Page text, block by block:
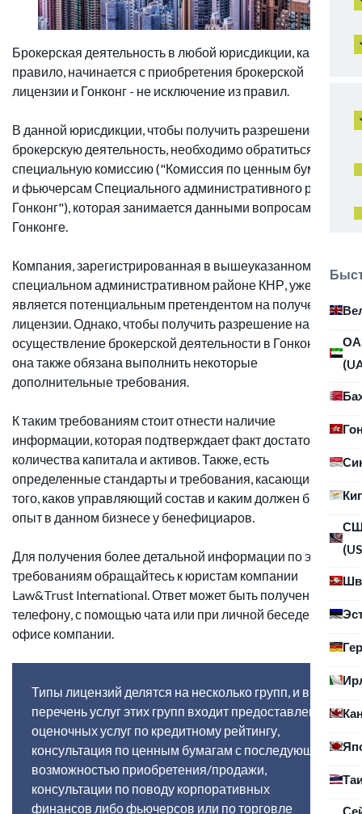
Брокерская деятельность в любой юрисдикции, как
правило, начинается с приобретения брокерской
лицензии и Гонконг - не исключение из правил.
В данной юрисдикции, чтобы получить разрешение на
брокерскую деятельность, необходимо обратиться в
специальную комиссию ("Комиссия по ценным бумагам
и фьючерсам Специального административного района
Гонконг"), которая занимается данными вопросами в
Гонконге.
Компания, зарегистрированная в вышеуказанном
специальном административном районе КНР, уже
является потенциальным претендентом на получение
лицензии. Однако, чтобы получить разрешение на
осуществление брокерской деятельности в Гонконге,
она также обязана выполнить некоторые
дополнительные требования.
К таким требованиям стоит отнести наличие
информации, которая подтверждает факт достаточного
количества капитала и активов. Также, есть
определенные стандарты и требования, касающиеся
того, каков управляющий состав и каким должен быть
опыт в данном бизнесе у бенефициаров.
Для получения более детальной информации по этим
требованиям обращайтесь к юристам компании
Law&Trust International. Ответ может быть получен по
телефону, с помощью чата или при личной беседе в
офисе компании.
Типы лицензий делятся на несколько групп, и в
перечень услуг этих групп входит предоставление
оценочных услуг по кредитному рейтингу,
консультация по ценным бумагам с последующей
возможностью приобретения/продажи,
консультации по поводу корпоративных
финансов либо фьючерсов или по торговле